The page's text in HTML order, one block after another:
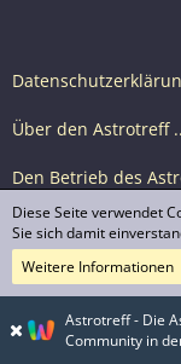
Über den Astrotreff
Den Betrieb des
sofern für
Astrotreff - Die
Community in
Diese Seite verwendet
Sie sich damit
Weitere Informationen